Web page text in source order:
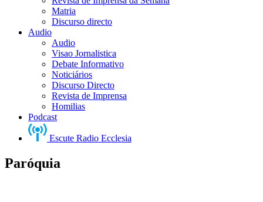
Matria
Discurso directo
Audio
Audio
Visao Jornalistica
Debate Informativo
Noticiários
Discurso Directo
Revista de Imprensa
Homilias
Podcast
Escute Radio Ecclesia
Paróquia